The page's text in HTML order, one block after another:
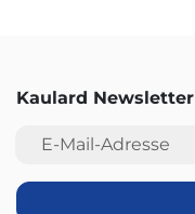
Kaulard Newsletter
E-Mail-Adresse